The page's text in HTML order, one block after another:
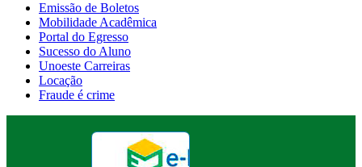
Emissão de Boletos
Mobilidade Acadêmica
Portal do Egresso
Sucesso do Aluno
Unoeste Carreiras
Locação
Fraude é crime